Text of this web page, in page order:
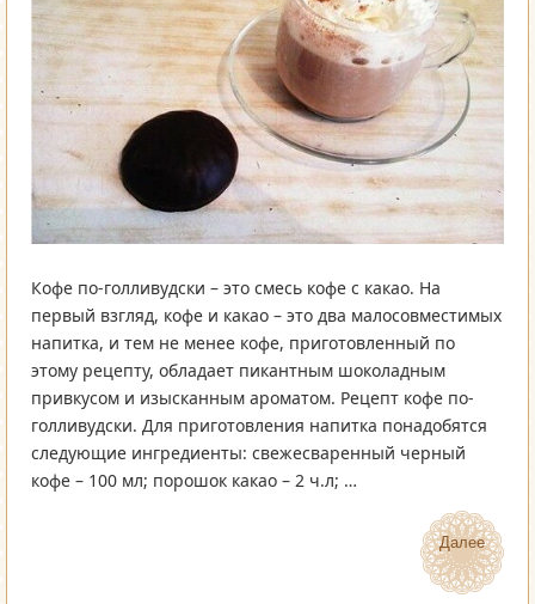
Кофе по-голливудски – это смесь кофе с какао. На
первый взгляд, кофе и какао – это два малосовместимых
напитка, и тем не менее кофе, приготовленный по
этому рецепту, обладает пикантным шоколадным
привкусом и изысканным ароматом. Рецепт кофе по-
голливудски. Для приготовления напитка понадобятся
следующие ингредиенты: свежесваренный черный
кофе – 100 мл; порошок какао – 2 ч.л; …
Далее
Далее